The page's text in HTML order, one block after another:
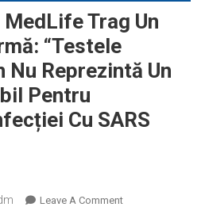
Trag Un
“Testele
Nu Reprezintă Un
Pentru
Cu SARS
Leave A CommentOn